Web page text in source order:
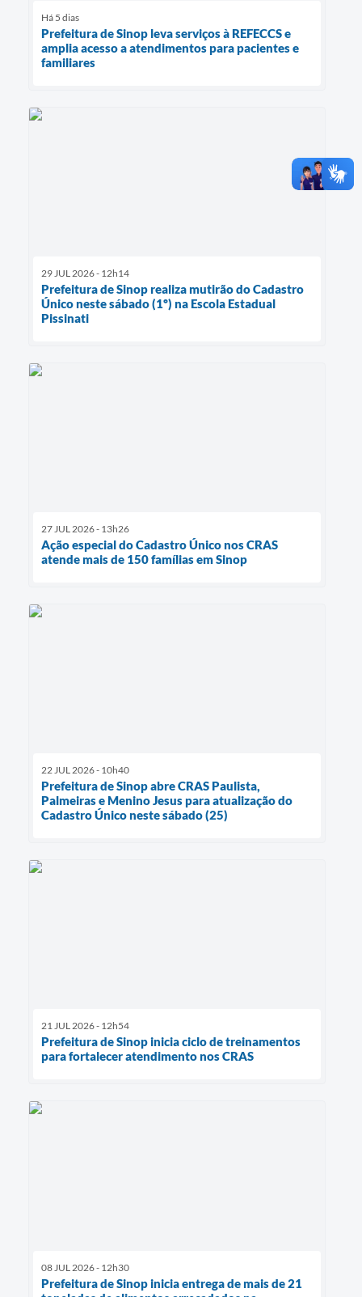
Há 5 dias
Prefeitura de Sinop leva serviços à REFECCS e
amplia acesso a atendimentos para pacientes e
familiares
29 JUL 2026 - 12h14
Prefeitura de Sinop realiza mutirão do Cadastro
Único neste sábado (1º) na Escola Estadual
Pissinati
27 JUL 2026 - 13h26
Ação especial do Cadastro Único nos CRAS
atende mais de 150 famílias em Sinop
22 JUL 2026 - 10h40
Prefeitura de Sinop abre CRAS Paulista,
Palmeiras e Menino Jesus para atualização do
Cadastro Único neste sábado (25)
21 JUL 2026 - 12h54
Prefeitura de Sinop inicia ciclo de treinamentos
para fortalecer atendimento nos CRAS
08 JUL 2026 - 12h30
Prefeitura de Sinop inicia entrega de mais de 21